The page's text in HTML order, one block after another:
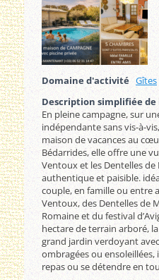
Domaine d'activité Gîtes
Description simplifiée
En pleine campagne, sur
indépendante sans vis-à-
maison de vacances au
Bédarrides, elle offre une
Ventoux et les Dentelles
authentique et paisible.
couple, en famille ou entre
Ventoux, des Dentelles de
Romaine et du festival
hectare de terrain arboré,
grand jardin verdoyant
ombragées ou
repas ou se détendre en